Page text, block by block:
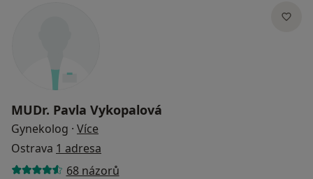
MUDr. Pavla Vykopalová
Gynekolog · Více
Ostrava 1 adresa
68 názorů